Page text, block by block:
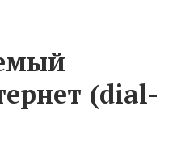
(dial-